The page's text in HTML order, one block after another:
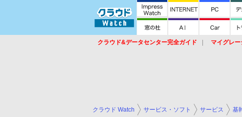
クラウド&データセンター完全ガイド マイグレ
クラウド Watch サービス・ソフト サービス 基